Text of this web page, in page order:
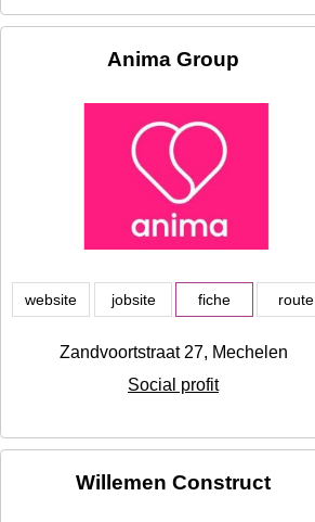
Anima Group
website jobsite fiche route
Zandvoortstraat 27, Mechelen
Social profit
Willemen Construct